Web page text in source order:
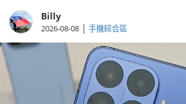
Billy
2026-08-08 | 手機綜合區